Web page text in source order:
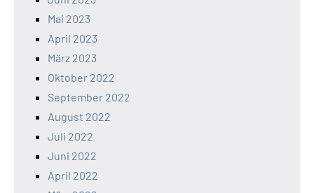
Mai 2023
April 2023
März 2023
Oktober 2022
September 2022
August 2022
Juli 2022
Juni 2022
April 2022